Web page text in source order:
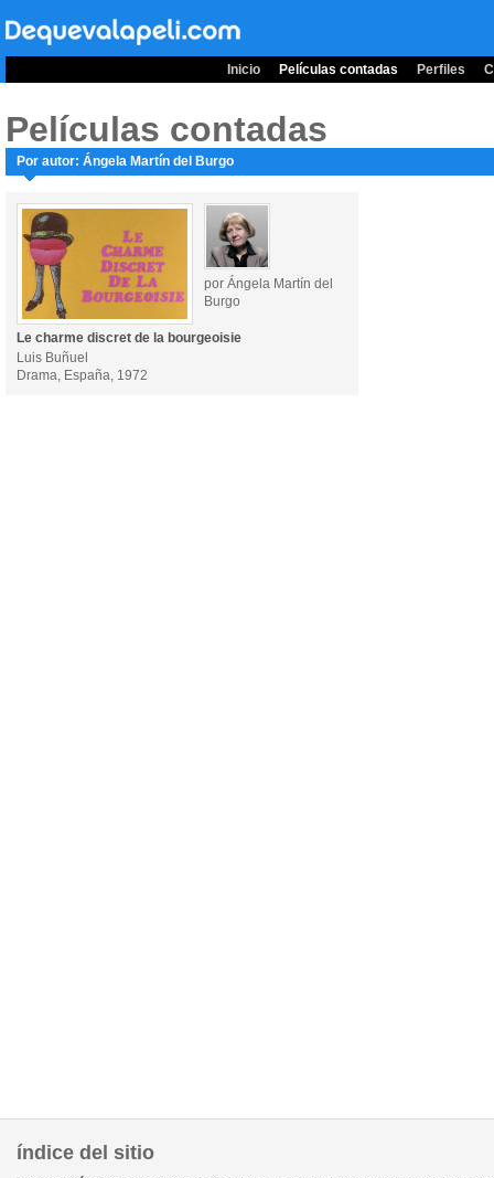
Inicio Películas contadas Perfiles
Películas contadas
Por autor: Ángela Martín del Burgo
por Ángela Martín del
Burgo
Le charme discret de la bourgeoisie
Luis Buñuel
Drama, España, 1972
índice del sitio